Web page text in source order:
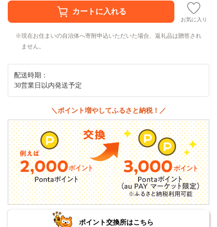
お気に入り
現在お住まいの自治体へ寄附申込いただいた場合、返礼品は贈答され
ません。
配送時期：
30営業日以内発送予定
＼ポイント増やしてふるさと納税！／
ポイント交換所はこちら